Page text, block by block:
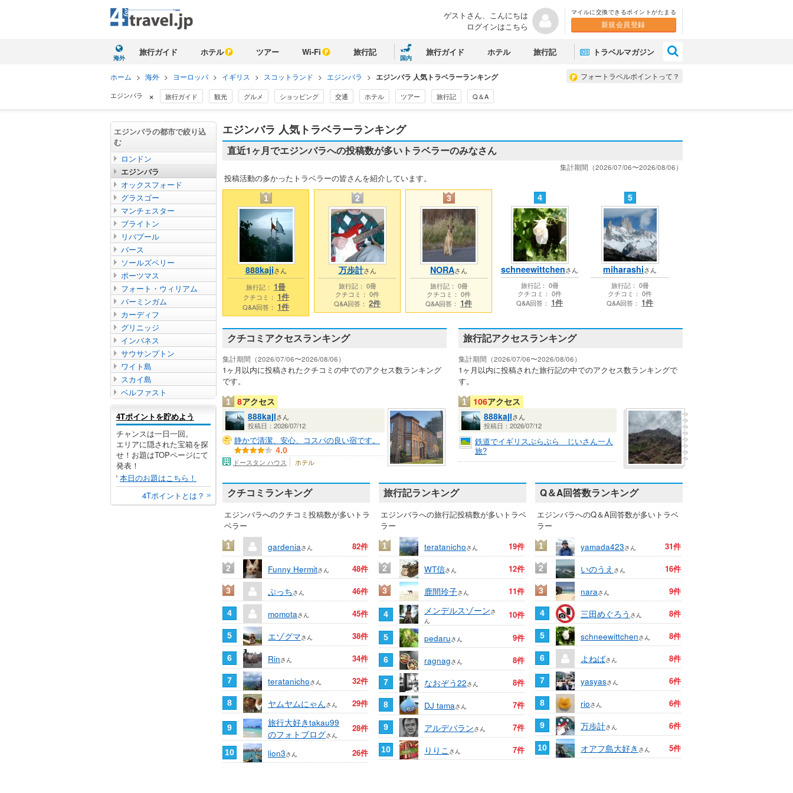
ゲストさん、 こんにちは
ログインはこちら
マイルに交換できるポイントがたまる
新規会員登録
海外
旅行ガイド ホテル ツアー Wi-Fi 旅行記
国内
旅行ガイド ホテル 旅行記 トラベルマガジン
フォートラベルポイントって？
ホーム > 海外 > ヨーロッパ > イギリス > スコットランド > エジンバラ > エジンバラ 人気トラベラーランキング
エジンバラ × 旅行ガイド 観光 グルメ ショッピング 交通 ホテル ツアー 旅行記 Q＆A
エジンバラ 人気トラベラーランキング
直近1ヶ月でエジンバラへの投稿数が多いトラベラーのみなさん
集計期間（2026/07/06〜2026/08/06）
投稿活動の多かったトラベラーの皆さんを紹介しています。
1
888kajiさん
旅行記： 1冊
クチコミ： 1件
Q&A回答： 1件
2
万歩計さん
旅行記： 0冊
クチコミ： 0件
Q&A回答： 2件
3
NORAさん
旅行記： 0冊
クチコミ： 0件
Q&A回答： 1件
4
schneewittchenさん
旅行記： 0冊
クチコミ： 0件
Q&A回答： 1件
5
miharashiさん
旅行記： 0冊
クチコミ： 0件
Q&A回答： 1件
クチコミアクセスランキング
集計期間（2026/07/06〜2026/08/06）
1ヶ月以内に投稿されたクチコミの中でのアクセス数ランキング
です。
1 8アクセス
888kajiさん
投稿日：2026/07/12
静かで清潔、安心、コスパの良い宿です。
4.0
ドースタン ハウス
ホテル
旅行記アクセスランキング
集計期間（2026/07/06〜2026/08/06）
1ヶ月以内に投稿された旅行記の中でのアクセス数ランキングで
す。
1 106アクセス
888kajiさん
投稿日：2026/07/12
鉄道でイギリスぶらぶら じいさん一人
旅?
クチコミランキング
エジンバラへのクチコミ投稿数が多いトラ
ベラー
1 gardeniaさん 82件
2 Funny Hermitさん 48件
3 ぷっちさん 46件
4 momotaさん 45件
5 エゾグマさん 38件
6 Rinさん 34件
7 teratanichoさん 32件
8 ヤムヤムにゃんさん 29件
9
旅行大好きtakau99
のフォトブログさん
28件
10 lion3さん 26件
旅行記ランキング
エジンバラへの旅行記投稿数が多いトラベ
ラー
1 teratanichoさん 19件
2 WT信さん 12件
3 鹿間玲子さん 11件
4 メンデルスゾーンさ
ん
10件
5 pedaruさん 9件
6 ragnagさん 8件
7 なおぞう22さん 8件
8 DJ tamaさん 7件
9 アルデバランさん 7件
10 りりこ さん 7件
Q＆A回答数ランキング
エジンバラへのQ＆A回答数が多いトラベ
ラー
1 yamada423さん 31件
2 いのうえ さん 16件
3 naraさん 9件
4 三田めぐろう さん 8件
5 schneewittchenさん 8件
6 よねばさん 8件
7 yasyasさん 6件
8 rioさん 6件
9 万歩計さん 6件
10 オアフ島大好き さん 5件
エジンバラの都市で絞り込
む
ロンドン
エジンバラ
オックスフォード
グラスゴー
マンチェスター
ブライトン
リバプール
バース
ソールズベリー
ポーツマス
フォート・ウィリアム
バーミンガム
カーディフ
グリニッジ
インバネス
サウサンプトン
ワイト島
スカイ島
ベルファスト
4Tポイントを貯めよう
チャンスは一日一回。
エリアに隠された宝箱を探
せ！お題はTOPページにて
発表！
本日のお題はこちら！
4Tポイントとは？